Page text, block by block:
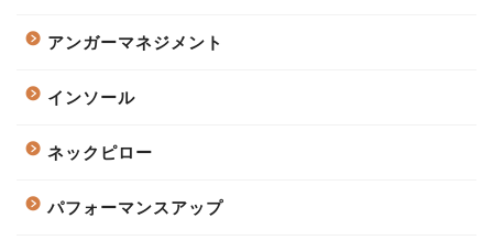
アンガーマネジメント
インソール
ネックピロー
パフォーマンスアップ